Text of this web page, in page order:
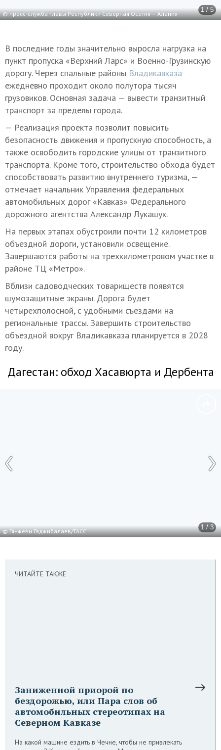
1 / 5
© пресс-служба главы Республики Северная Осетия — Алания
В последние годы значительно выросла нагрузка на
пункт пропуска «Верхний Ларс» и Военно-Грузинскую
дорогу. Через спальные районы Владикавказа
ежедневно проходит около полутора тысяч
грузовиков. Основная задача — вывести транзитный
транспорт за пределы города.
— Реализация проекта позволит повысить
безопасность движения и пропускную способность, а
также освободить городские улицы от транзитного
транспорта. Кроме того, строительство обхода будет
способствовать развитию внутреннего туризма, —
отмечает начальник Управления федеральных
автомобильных дорог «Кавказ» Федерального
дорожного агентства Александр Лукашук.
На первых этапах обустроили почти 12 километров
объездной дороги, установили освещение.
Завершаются работы на трехкилометровом участке в
районе ТЦ «Метро».
Вблизи садоводческих товариществ появятся
шумозащитные экраны. Дорога будет
четырехполосной, с удобными съездами на
региональные трассы. Завершить строительство
объездной вокруг Владикавказа планируется в 2028
году.
Дагестан: обход Хасавюрта и Дербента
1 / 3
© Гянжеви Гаджибалаев/ТАСС
ЧИТАЙТЕ ТАКЖЕ
Заниженной приорой по
бездорожью, или Пара слов об
автомобильных стереотипах на
Северном Кавказе
На какой машине ездить в Чечне, чтобы не привлекать